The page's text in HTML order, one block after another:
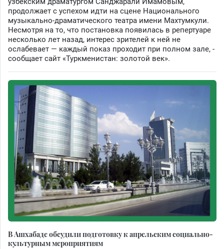
продолжает с успехом идти на сцене Национального
музыкально-драматического театра имени Махтумкули.
Несмотря на то, что постановка появилась в репертуаре
несколько лет назад, интерес зрителей к ней не
ослабевает — каждый показ проходит при полном зале, -
сообщает сайт «Туркменистан: золотой век».
В Ашхабаде обсудили подготовку к апрельским социально-
культурным мероприятиям